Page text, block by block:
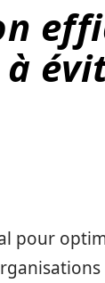
pour